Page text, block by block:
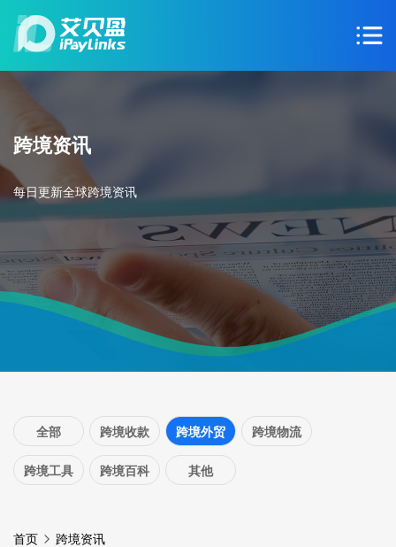
跨境资讯
每日更新全球跨境资讯
全部 跨境收款 跨境外贸 跨境物流
跨境工具 跨境百科 其他
首页
跨境资讯